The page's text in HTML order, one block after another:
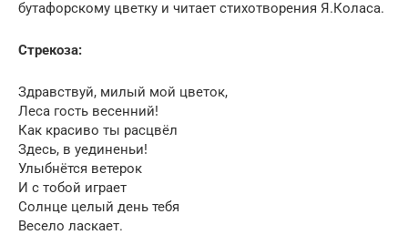
бутафорскому цветку и читает стихотворения Я.Коласа.
Стрекоза:
Здравствуй, милый мой цветок,
Леса гость весенний!
Как красиво ты расцвёл
Здесь, в уединеньи!
Улыбнётся ветерок
И с тобой играет
Солнце целый день тебя
Весело ласкает.